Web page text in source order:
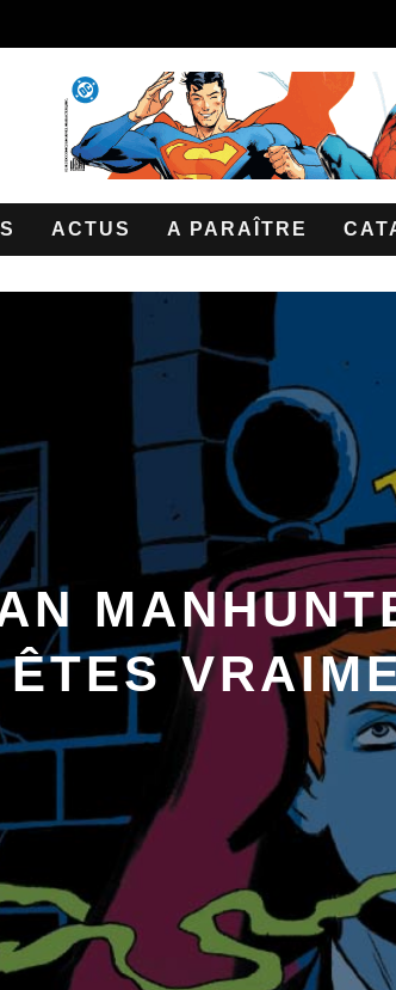
ACTUS A PARAÎTRE
ÊTES